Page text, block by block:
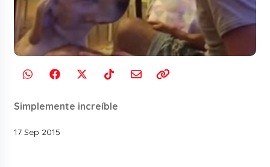
Simplemente increíble
17 Sep 2015